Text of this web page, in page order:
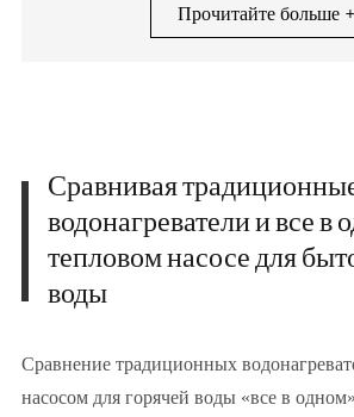
Прочитайте больше +
Сравнивая
водонагреватели и все в
тепловом насосе для
воды
Сравнение традиционных
насосом для горячей воды «все в